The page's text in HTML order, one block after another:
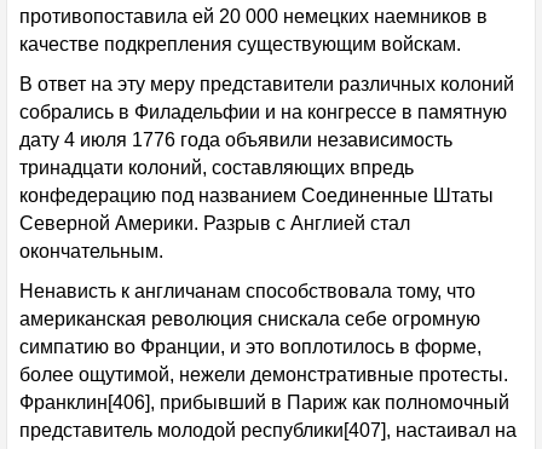
противопоставила ей 20 000 немецких наемников в
качестве подкрепления существующим войскам.
В ответ на эту меру представители различных колоний
собрались в Филадельфии и на конгрессе в памятную
дату 4 июля 1776 года объявили независимость
тринадцати колоний, составляющих впредь
конфедерацию под названием Соединенные Штаты
Северной Америки. Разрыв с Англией стал
окончательным.
Ненависть к англичанам способствовала тому, что
американская революция снискала себе огромную
симпатию во Франции, и это воплотилось в форме,
более ощутимой, нежели демонстративные протесты.
Франклин[406], прибывший в Париж как полномочный
представитель молодой республики[407], настаивал на